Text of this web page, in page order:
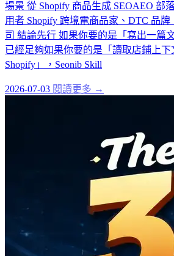
場景 從 Shopify 商品生成 SEOAEO 部
用者 Shopify 跨境電商品家、DTC 品
司 結論先行 如果你要的是「寫出一篇
已經足夠如果你要的是「讀取店鋪上下
Shopify」，Seonib Skill
2026-07-03 閱讀更多 →